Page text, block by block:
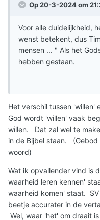
Op 20-3-2024 om
Voor alle duidelijkheid,
wenst betekent, dus
mensen ... " Als het
hebben gestaan.
Het verschil tussen
God wordt 'willen' vaak
willen. Dat zal wel te
in de Bijbel staan. (Gebod
woord)
Wat ik opvallender vind is
waarheid leren kennen'
waarheid komen' staat.
beetje accurater in de
Wel, waar 'het' om draait is